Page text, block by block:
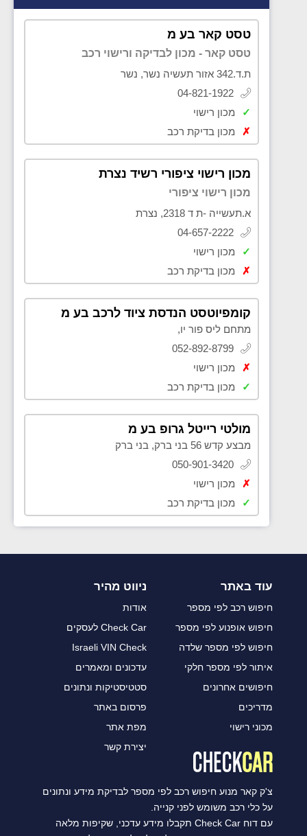
טסט קאר בע מ
טסט קאר - מכון לבדיקה ורישוי רכב
ת.ד.342 אזור תעשיה נשר, נשר
04-821-1922
✓
מכון רישוי
✗
מכון בדיקת רכב
מכון רישוי ציפורי רשיד נצרת
מכון רישוי ציפורי
א.תעשייה -ת ד 2318, נצרת
04-657-2222
✓
מכון רישוי
✗
מכון בדיקת רכב
קומפיוטסט הנדסת ציוד לרכב בע מ
מתחם ליס פור יו,
052-892-8799
✗
מכון רישוי
✓
מכון בדיקת רכב
מולטי רייטל גרופ בע מ
מבצע קדש 56 בני ברק, בני ברק
050-901-3420
✗
מכון רישוי
✓
מכון בדיקת רכב
עוד באתר
חיפוש רכב לפי מספר
חיפוש אופנוע לפי מספר
חיפוש לפי מספר שלדה
איתור לפי מספר חלקי
חיפושים אחרונים
מדריכים
מכוני רישוי
ניווט מהיר
אודות
Check Car לעסקים
Israeli VIN Check
עדכונים ומאמרים
סטטיסטיקות ונתונים
פרסום באתר
מפת אתר
יצירת קשר
צ'ק קאר מנוע חיפוש רכב לפי מספר לבדיקת מידע ונתונים
על כלי רכב משומש לפני קנייה.
עם דוח Check Car תקבלו מידע עדכני, שקיפות מלאה